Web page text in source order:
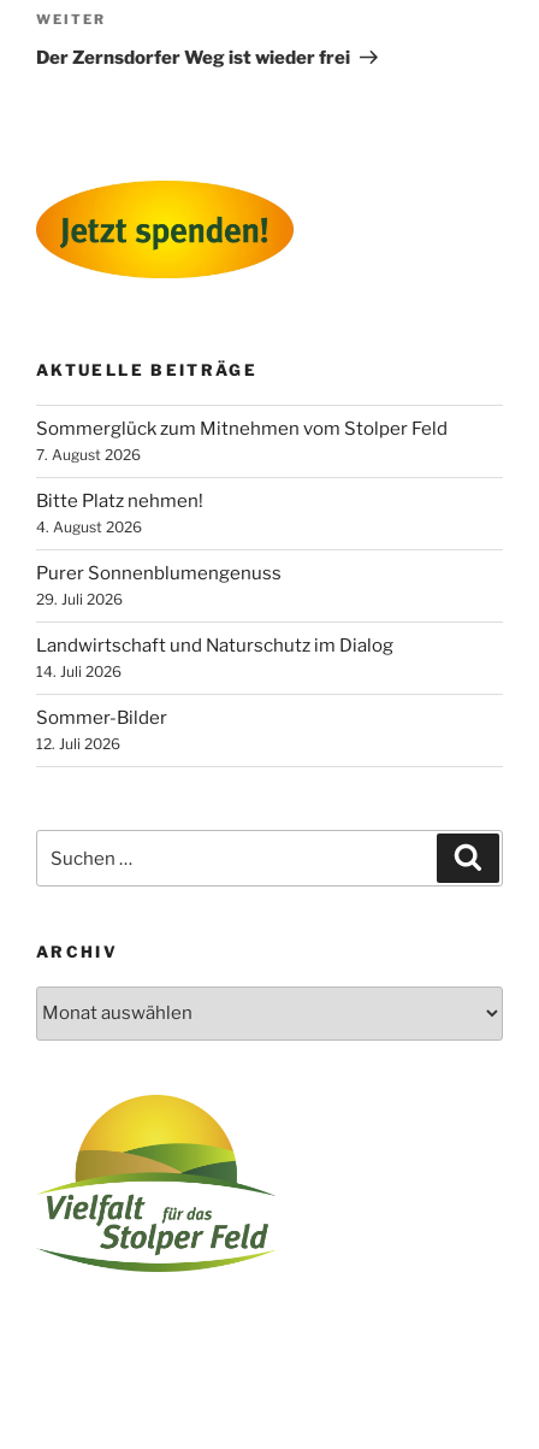
Nächster
Beitrag
WEITER
Der Zernsdorfer Weg ist wieder frei
AKTUELLE BEITRÄGE
Sommerglück zum Mitnehmen vom Stolper Feld
7. August 2026
Bitte Platz nehmen!
4. August 2026
Purer Sonnenblumengenuss
29. Juli 2026
Landwirtschaft und Naturschutz im Dialog
14. Juli 2026
Sommer-Bilder
12. Juli 2026
nach:
ARCHIV